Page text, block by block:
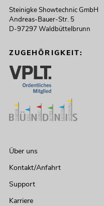
Steinigke Showtechnic GmbH
Andreas-Bauer-Str. 5
D-97297 Waldbüttelbrunn
ZUGEHÖRIGKEIT:
Über uns
Kontakt/Anfahrt
Support
Karriere